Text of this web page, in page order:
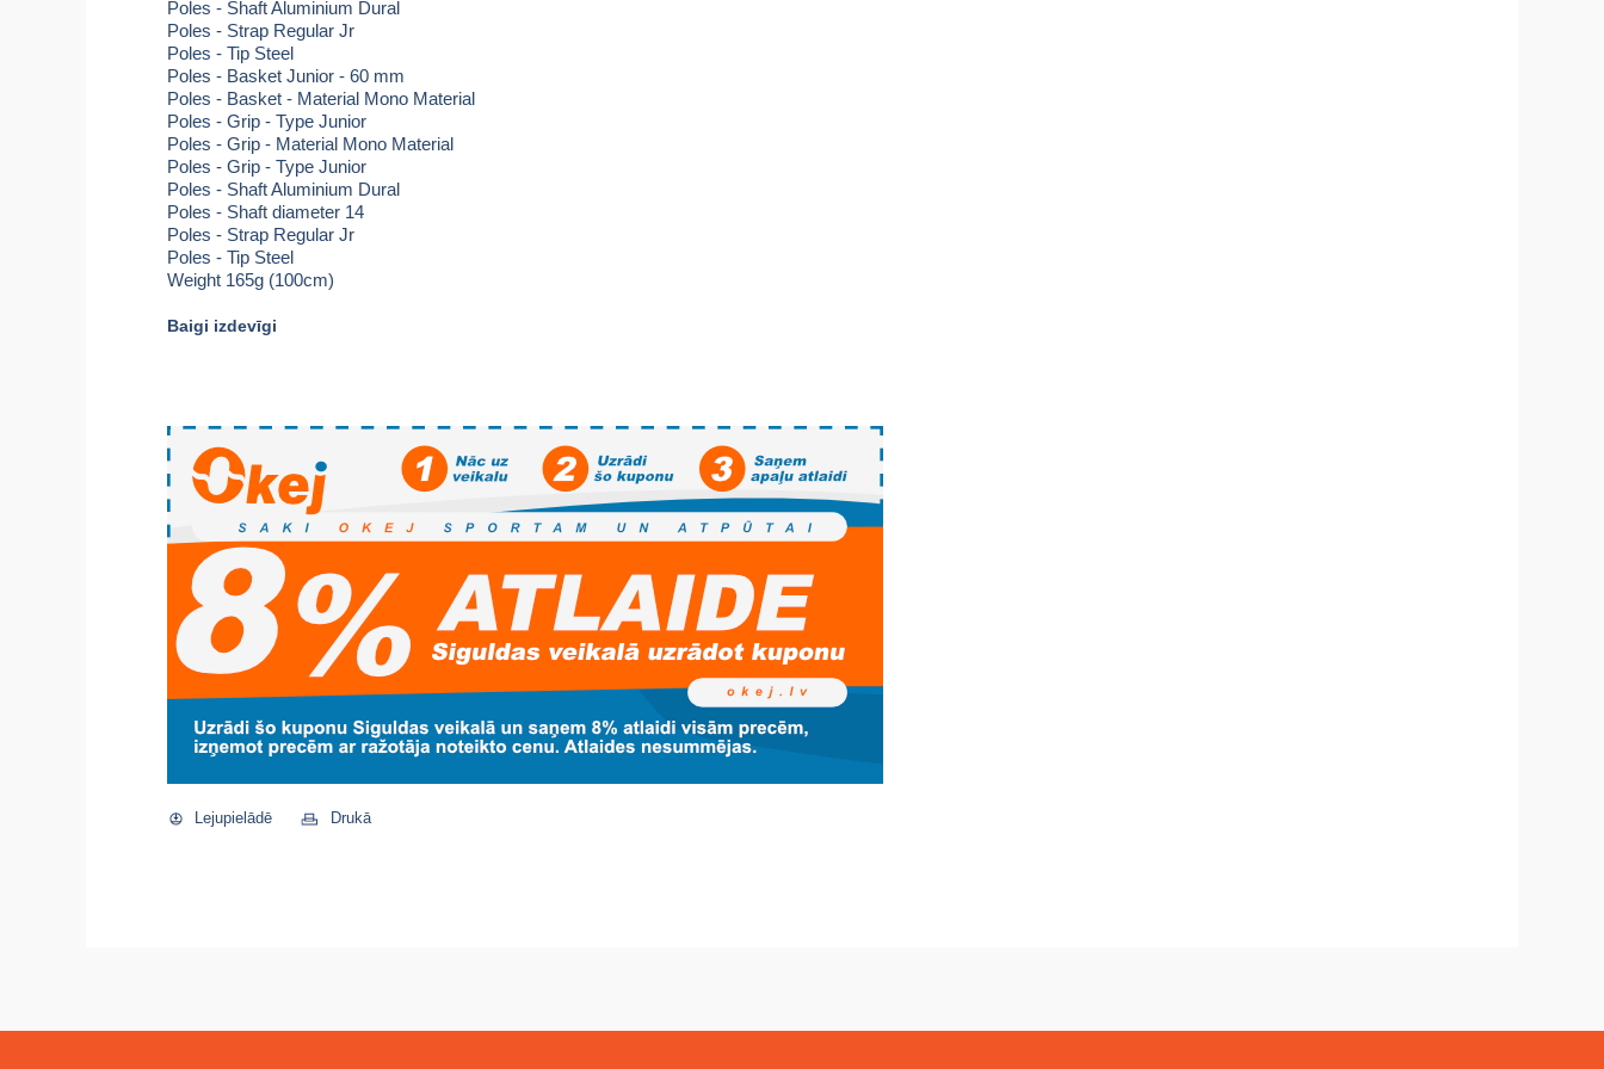
Poles - Shaft Aluminium Dural
Poles - Strap Regular Jr
Poles - Tip Steel
Poles - Basket Junior - 60 mm
Poles - Basket - Material Mono Material
Poles - Grip - Type Junior
Poles - Grip - Material Mono Material
Poles - Grip - Type Junior
Poles - Shaft Aluminium Dural
Poles - Shaft diameter 14
Poles - Strap Regular Jr
Poles - Tip Steel
Weight 165g (100cm)
Baigi izdevīgi
Lejupielādē Drukā